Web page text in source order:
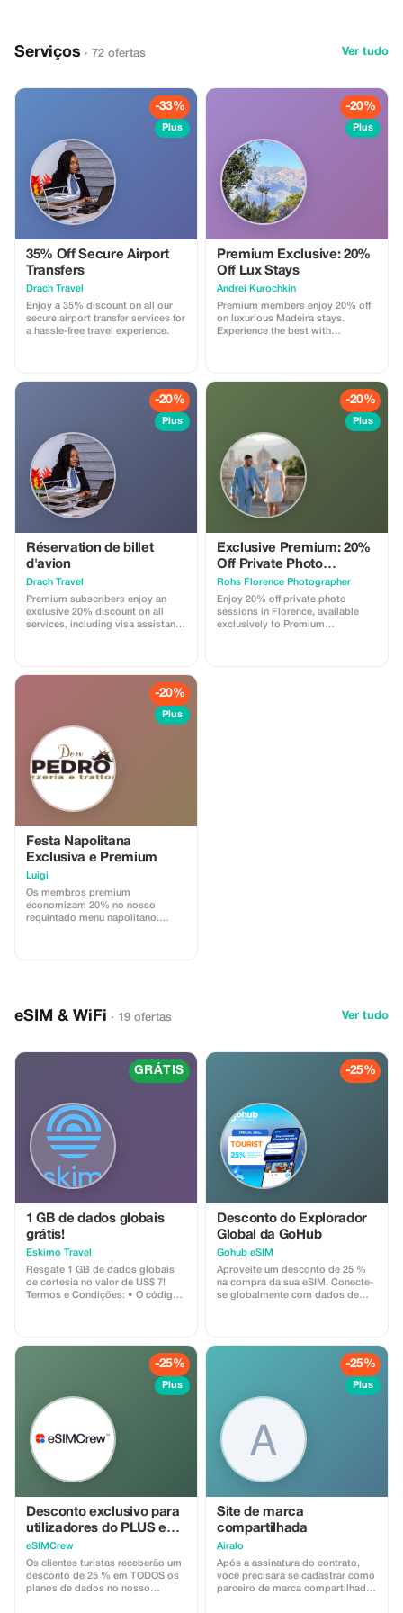
Serviços · 72 ofertas Ver tudo
-33%
Plus
35% Off Secure Airport
Transfers
Drach Travel
Enjoy a 35% discount on all our
secure airport transfer services for
a hassle-free travel experience.
-20%
Plus
Premium Exclusive: 20%
Off Lux Stays
Аndrei Kurochkin
Premium members enjoy 20% off
on luxurious Madeira stays.
Experience the best with
-20%
Plus
Réservation de billet
d'avion
Drach Travel
Premium subscribers enjoy an
exclusive 20% discount on all
services, including visa assistance
-20%
Plus
Exclusive Premium: 20%
Off Private Photo
Sessions
Rohs Florence Photographer
Enjoy 20% off private photo
sessions in Florence, available
exclusively to Premium
-20%
Plus
Festa Napolitana
Exclusiva e Premium
Luigi
Os membros premium
economizam 20% no nosso
requintado menu napolitano.
eSIM & WiFi · 19 ofertas Ver tudo
GRÁTIS
1 GB de dados globais
grátis!
Eskimo Travel
Resgate 1 GB de dados globais
de cortesia no valor de US$ 7!
Termos e Condições: • O código
-25%
Desconto do Explorador
Global da GoHub
Gohub eSIM
Aproveite um desconto de 25 %
na compra da sua eSIM. Conecte-
se globalmente com dados de
-25%
Plus
Desconto exclusivo para
utilizadores do PLUS em
todos os Planos de
Dados e Recargas – uso
múltiplo
eSIMCrew
Os clientes turistas receberão um
desconto de 25 % em TODOS os
planos de dados no nosso
-25%
Plus
Site de marca
compartilhada
Airalo
Após a assinatura do contrato,
você precisará se cadastrar como
parceiro de marca compartilhada